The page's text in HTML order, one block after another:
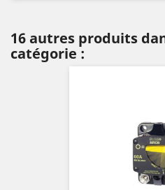
16 autres produits
catégorie :